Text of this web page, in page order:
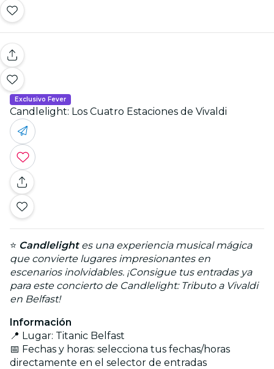
Exclusivo Fever
Candlelight: Los Cuatro Estaciones de Vivaldi
⭐ Candlelightes una experiencia musical mágica
que convierte lugares impresionantes en
escenarios inolvidables. ¡Consigue tus entradas ya
para este concierto de Candlelight: Tributo a Vivaldi
en Belfast!
Información
📍 Lugar: Titanic Belfast
📅 Fechas y horas: selecciona tus fechas/horas
directamente en el selector de entradas